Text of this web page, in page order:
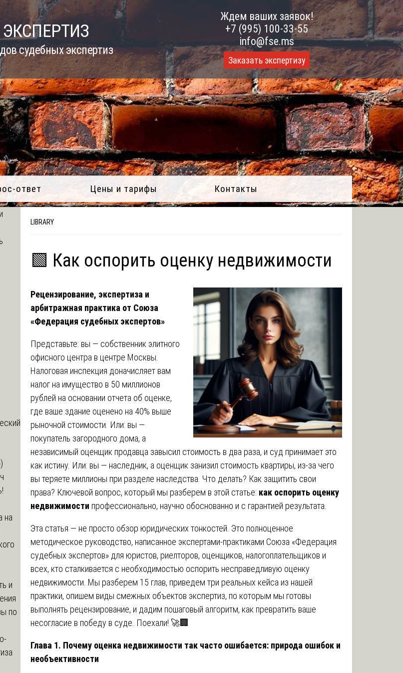
судебных экспертиз
Ждем ваших заявок!
+7 (995) 100-33-55
info@fse.ms
Заказать экспертизу
ответ Цены и тарифы Контакты
LIBRARY
🟩 Как оспорить оценку недвижимости
Рецензирование, экспертиза и
арбитражная практика от Союза
«Федерация судебных экспертов»
Представьте: вы — собственник элитного
офисного центра в центре Москвы.
Налоговая инспекция доначисляет вам
налог на имущество в 50 миллионов
рублей на основании отчета об оценке,
где ваше здание оценено на 40% выше
рыночной стоимости. Или: вы —
покупатель загородного дома, а
независимый оценщик продавца завысил стоимость в два раза, и суд принимает это
как истину. Или: вы — наследник, а оценщик занизил стоимость квартиры, из-за чего
вы теряете миллионы при разделе наследства. Что делать? Как защитить свои
права? Ключевой вопрос, который мы разберем в этой статье: как оспорить оценку
недвижимости профессионально, научно обоснованно и с гарантией результата.
Эта статья — не просто обзор юридических тонкостей. Это полноценное
методическое руководство, написанное экспертами-практиками Союза «Федерация
судебных экспертов» для юристов, риелторов, оценщиков, налогоплательщиков и
всех, кто сталкивается с необходимостью оспорить несправедливую оценку
недвижимости. Мы разберем 15 глав, приведем три реальных кейса из нашей
практики, опишем виды смежных объектов экспертиз, по которым мы готовы
выполнять рецензирование, и дадим пошаговый алгоритм, как превратить ваше
несогласие в победу в суде. Поехали! 🚀🏢
Глава 1. Почему оценка недвижимости так часто ошибается: природа ошибок и
необъективности
на
и
по